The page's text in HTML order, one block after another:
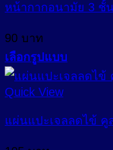
หน้ากากอนามัย 3 ชั้น
90 บาท
เลือกรูปแบบ
This
product
has
multiple
variants.
Quick View
แผ่นแปะเจลลดไข้ คู